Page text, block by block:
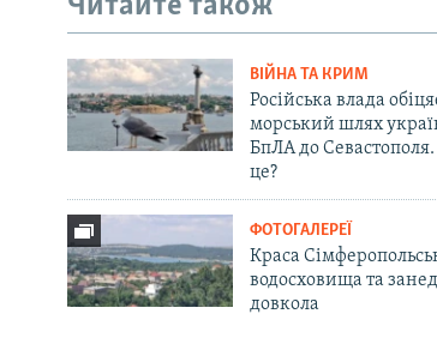
Читайте також
ВІЙНА ТА КРИМ
Російська влада
морський шлях
БпЛА до
це?
ФОТОГАЛЕРЕЇ
Краса
водосховища та
довкола